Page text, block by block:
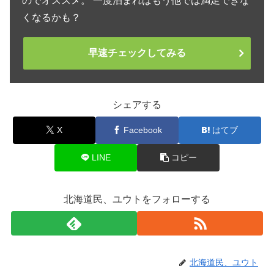
くなるかも？
早速チェックしてみる
シェアする
X Facebook はてブ
LINE コピー
北海道民、ユウトをフォローする
北海道民、ユウト